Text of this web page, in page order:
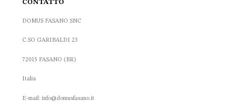
CONTATTO
DOMUS FASANO SNC
C.SO GARIBALDI 23
72015 FASANO (BR)
Italia
E-mail: info@domusfasano.it